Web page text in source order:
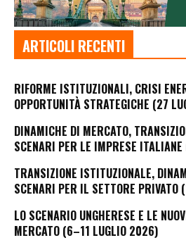
ARTICOLI RECENTI
RIFORME ISTITUZIONALI, CRISI
OPPORTUNITÀ STRATEGICHE (27
DINAMICHE DI MERCATO,
SCENARI PER LE IMPRESE
TRANSIZIONE ISTITUZIONALE,
SCENARI PER IL SETTORE
LO SCENARIO UNGHERESE E LE
MERCATO (6–11 LUGLIO 2026)